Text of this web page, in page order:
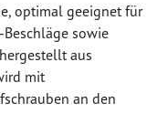
optimal geeignet für
sowie
aus
mit
an den